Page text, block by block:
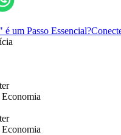
um Passo Essencial?